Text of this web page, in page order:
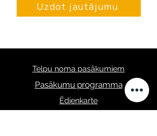
Uzdot jautājumu
Telpu noma pasākumiem
Pasākumu programma
Ēdienkarte